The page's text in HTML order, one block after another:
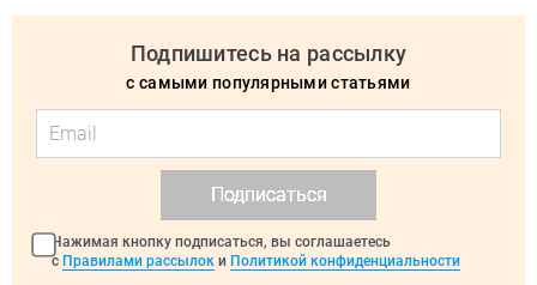
Подпишитесь на рассылку
с самыми популярными статьями
Подписаться
Нажимая кнопку подписаться, вы соглашаетесь
с Правилами рассылок и Политикой конфиденциальности